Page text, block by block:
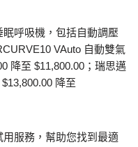
呼吸機，包括自動調壓
VAuto 自動雙氣
降至 $11,800.00；瑞思邁
降至
服務，幫助您找到最適